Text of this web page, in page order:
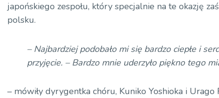
japońskiego zespołu, który specjalnie na te okazję
polsku.
– Najbardziej podobało mi się bardzo ciepłe i
przyjęcie. – Bardzo mnie uderzyło piękno tego
– mówiły dyrygentka chóru, Kuniko Yoshioka i Urago